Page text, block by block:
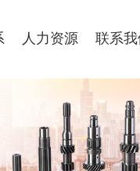
人力资源 联系我